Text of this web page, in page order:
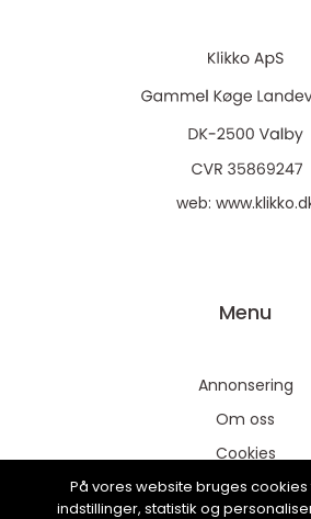
web:
Menu
Annonsering
Om oss
Cookies
Kontakta oss
På vores website bruges cookies
indstillinger, statistik og